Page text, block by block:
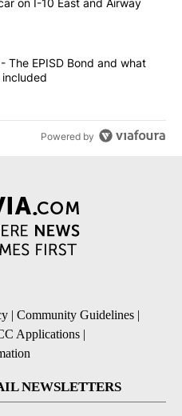
hit by a car on I-10 East and
on I-10 East and Airway
Xtra Sunday - The EPISD Bond
The EPISD Bond and what
Powered by
| Community Guidelines |
Applications |
NEWSLETTERS